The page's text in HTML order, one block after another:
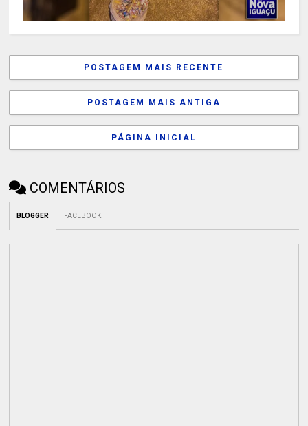
POSTAGEM MAIS RECENTE
POSTAGEM MAIS ANTIGA
PÁGINA INICIAL
COMENTÁRIOS
BLOGGER FACEBOOK